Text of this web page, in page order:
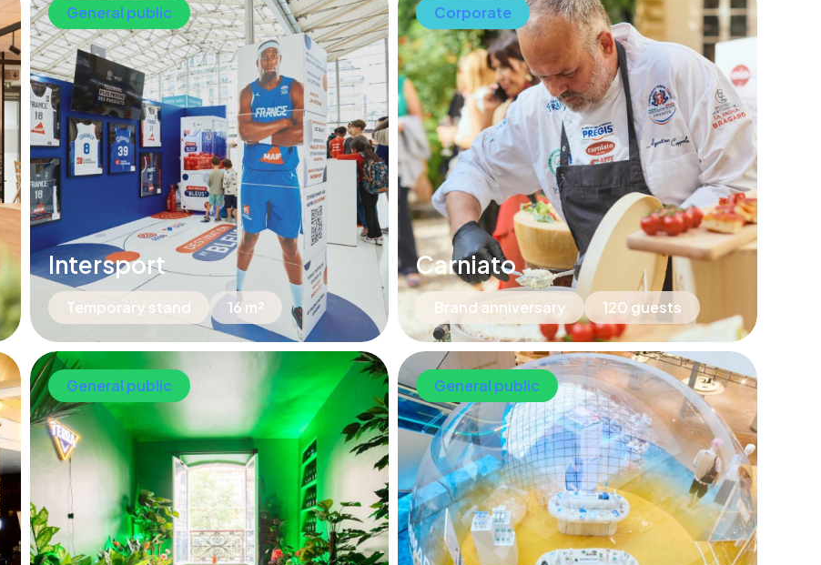
General public
Intersport
Temporary stand 16 m²
Corporate
Carniato
Brand anniversary 120 guests
General public General public